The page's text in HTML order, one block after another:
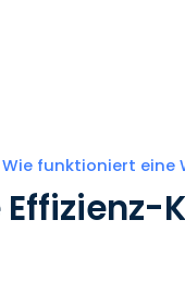
Wie funktioniert eine